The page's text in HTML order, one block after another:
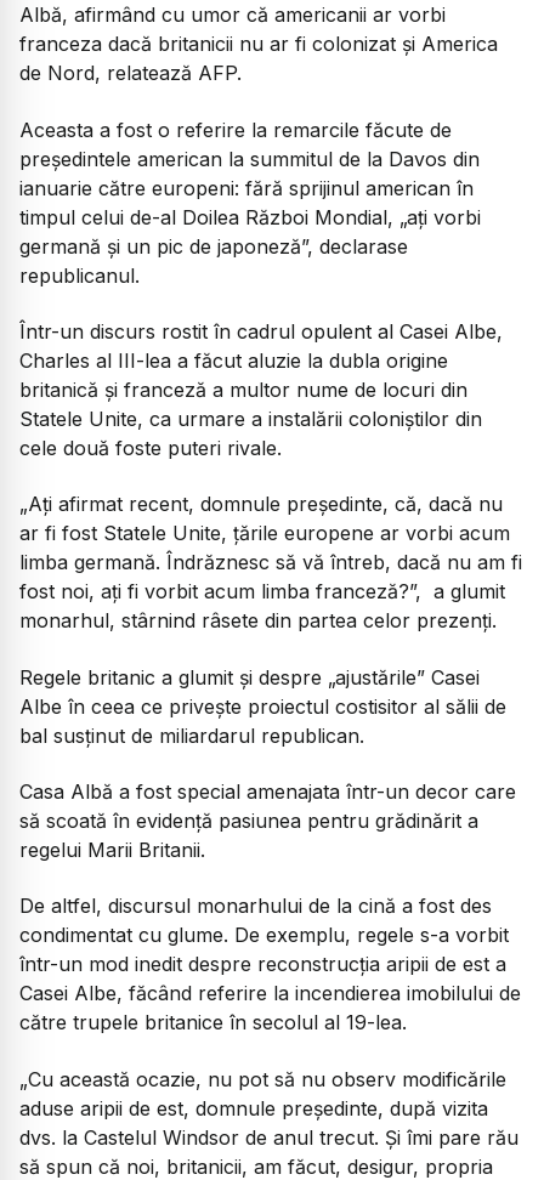
Albă, afirmând cu umor că americanii ar vorbi
franceza dacă britanicii nu ar fi colonizat și America
de Nord, relatează AFP.
Aceasta a fost o referire la remarcile făcute de
președintele american la summitul de la Davos din
ianuarie către europeni: fără sprijinul american în
timpul celui de-al Doilea Război Mondial, „ați vorbi
germană și un pic de japoneză”, declarase
republicanul.
Într-un discurs rostit în cadrul opulent al Casei Albe,
Charles al III-lea a făcut aluzie la dubla origine
britanică și franceză a multor nume de locuri din
Statele Unite, ca urmare a instalării coloniștilor din
cele două foste puteri rivale.
„Ați afirmat recent, domnule președinte, că, dacă nu
ar fi fost Statele Unite, țările europene ar vorbi acum
limba germană. Îndrăznesc să vă întreb, dacă nu am fi
fost noi, ați fi vorbit acum limba franceză?”, a glumit
monarhul, stârnind râsete din partea celor prezenți.
Regele britanic a glumit și despre „ajustările” Casei
Albe în ceea ce privește proiectul costisitor al sălii de
bal susținut de miliardarul republican.
Casa Albă a fost special amenajata într-un decor care
să scoată în evidență pasiunea pentru grădinărit a
regelui Marii Britanii.
De altfel, discursul monarhului de la cină a fost des
condimentat cu glume. De exemplu, regele s-a vorbit
într-un mod inedit despre reconstrucția aripii de est a
Casei Albe, făcând referire la incendierea imobilului de
către trupele britanice în secolul al 19-lea.
„Cu această ocazie, nu pot să nu observ modificările
aduse aripii de est, domnule președinte, după vizita
dvs. la Castelul Windsor de anul trecut. Și îmi pare rău
să spun că noi, britanicii, am făcut, desigur, propria